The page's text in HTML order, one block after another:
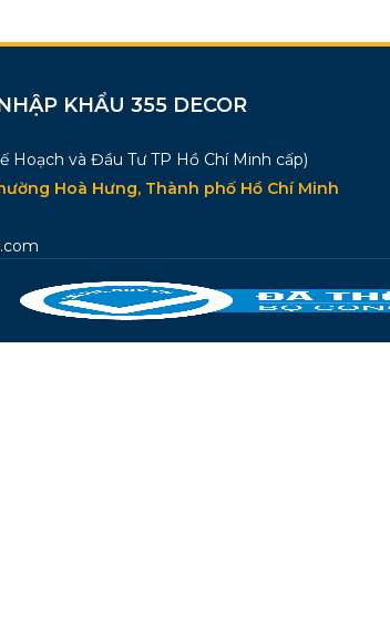
KHẨU 355 DECOR
Hoạch và Đầu Tư TP Hồ Chí Minh cấp)
Hoà Hưng, Thành phố Hồ Chí Minh